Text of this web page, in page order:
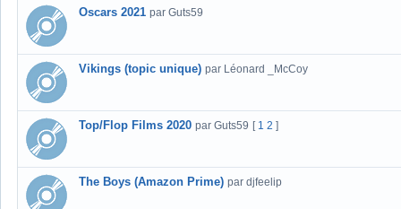
Oscars 2021 par Guts59
Vikings (topic unique) par Léonard _McCoy
Top/Flop Films 2020 par Guts59 [ 1 2 ]
The Boys (Amazon Prime) par djfeelip